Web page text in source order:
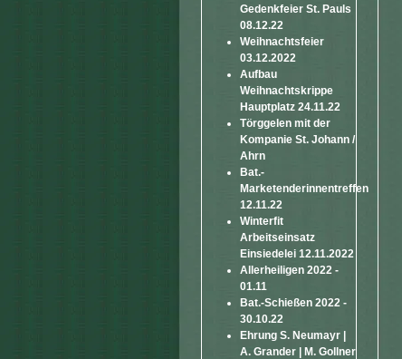
Gedenkfeier St. Pauls
08.12.22
Weihnachtsfeier
03.12.2022
Aufbau
Weihnachtskrippe
Hauptplatz 24.11.22
Törggelen mit der
Kompanie St. Johann /
Ahrn
Bat.-
Marketenderinnentreffen
12.11.22
Winterfit
Arbeitseinsatz
Einsiedelei 12.11.2022
Allerheiligen 2022 -
01.11
Bat.-Schießen 2022 -
30.10.22
Ehrung S. Neumayr |
A. Grander | M. Gollner